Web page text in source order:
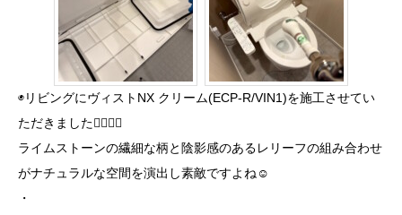
◉リビングにヴィストNX クリーム(ECP‐R/VIN1)を施工させてい
ただきました💁🏻‍♂️✨
ライムストーンの繊細な柄と陰影感のあるレリーフの組み合わせ
がナチュラルな空間を演出し素敵ですよね☺️
・